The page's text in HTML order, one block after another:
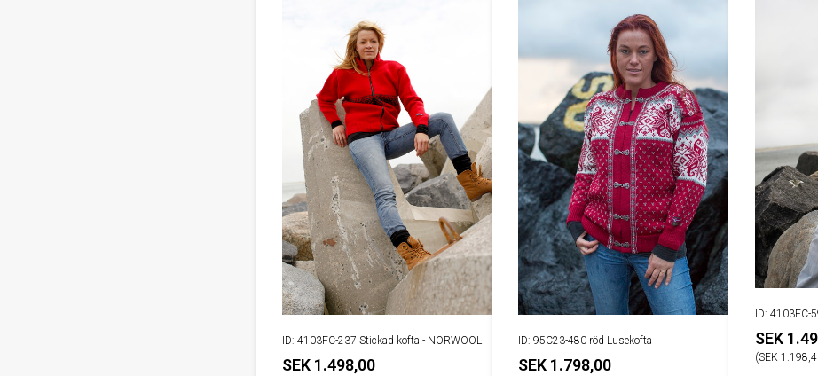
ID: 4103FC-237 Stickad kofta - NORWOOL
SEK 1.498,00
ID: 95C23-480 röd Lusekofta
SEK 1.798,00
ID: 4103FC-
SEK
(SEK